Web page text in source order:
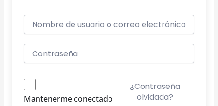
Mantenerme conectado
¿Contraseña
olvidada?